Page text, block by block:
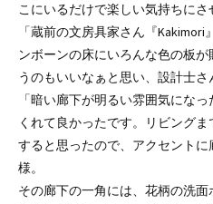
こにいるだけで楽しい気持ちにさ
「蔵前の文房具家さん『
ンボーンの床にいろんな色の板
うのもいいなぁと思い、設計士さ
「暗い廊下が明るい雰囲気にな
くれて良かったです。リビング
すると思ったので、アクセント
様。
その廊下の一角には、花柄の洗